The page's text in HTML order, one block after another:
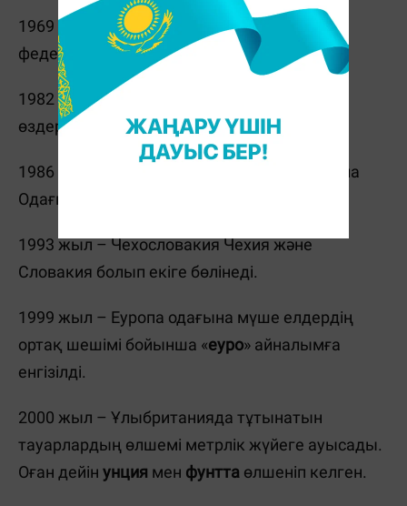
1969 жыл – Чехословакия екі елдің
федерациясы болып құрылады.
1982 жыл – Әйгілі
өздерінің ең соңғы концертін қояды.
1986 жыл –
Еуропа
Одағына мүше атанады.
1993 жыл – Чехословакия Чехия және
Словакия болып екіге бөлінеді.
1999 жыл – Еуропа одағына мүше елдердің
ортақ шешімі бойынша «еуро» айналымға
енгізілді.
2000 жыл – Ұлыбританияда тұтынатын
тауарлардың өлшемі метрлік жүйеге ауысады.
Оған дейін унция мен фунтта өлшеніп келген.